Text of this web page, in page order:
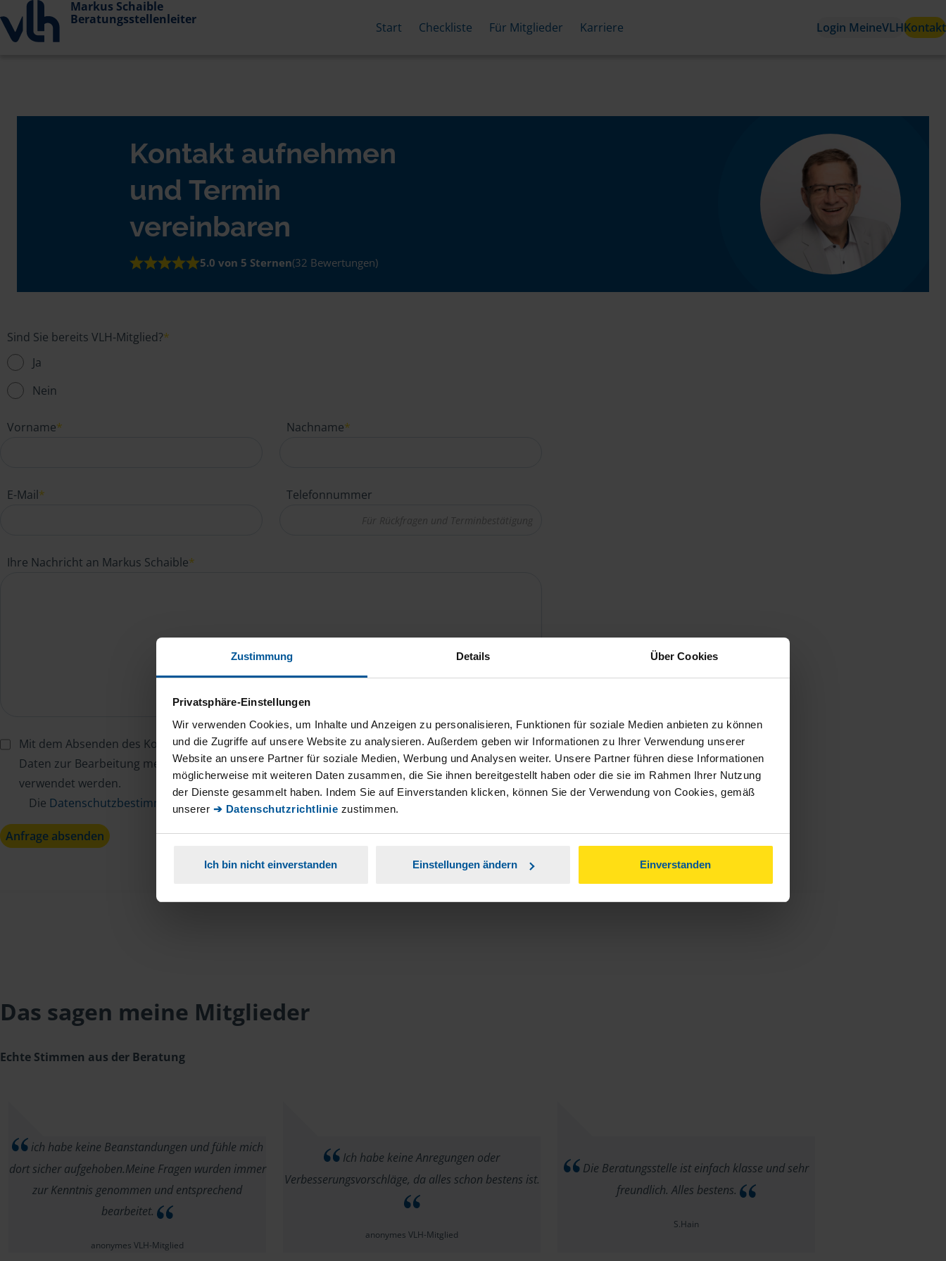
Zustimmung Details Über Cookies
Privatsphäre-Einstellungen
Wir verwenden Cookies, um Inhalte und Anzeigen zu personalisieren, Funktionen für soziale Medien anbieten zu können
und die Zugriffe auf unsere Website zu analysieren. Außerdem geben wir Informationen zu Ihrer Verwendung unserer
Website an unsere Partner für soziale Medien, Werbung und Analysen weiter. Unsere Partner führen diese Informationen
möglicherweise mit weiteren Daten zusammen, die Sie ihnen bereitgestellt haben oder die sie im Rahmen Ihrer Nutzung
der Dienste gesammelt haben. Indem Sie auf Einverstanden klicken, können Sie der Verwendung von Cookies, gemäß
unserer ➔ Datenschutzrichtlinie zustimmen.
Ich bin nicht einverstanden Einstellungen ändern Einverstanden
Markus Schaible
Beratungsstellenleiter
Start Checkliste Für Mitglieder Karriere Login MeineVLHKontakt
Kontakt aufnehmen
und Termin
vereinbaren
5.0 von 5 Sternen(32 Bewertungen)
Sind Sie bereits VLH-Mitglied?*
Ja
Nein
Vorname* Nachname*
E-Mail* Telefonnummer
Ihre Nachricht an Markus Schaible*
Mit dem Absenden des Kontaktformulars erkläre ich mich damit einverstanden, dass meine
Daten zur Bearbeitung meines Anliegens sowie zur internen Analyse der Zugriffsquelle
verwendet werden.
Die Datenschutzbestimmungen habe ich zur Kenntnis genommen.
Anfrage absenden
Das sagen meine Mitglieder
Echte Stimmen aus der Beratung
ich habe keine Beanstandungen und fühle mich
dort sicher aufgehoben.Meine Fragen wurden immer
zur Kenntnis genommen und entsprechend
bearbeitet.
anonymes VLH-Mitglied
Ich habe keine Anregungen oder
Verbesserungsvorschläge, da alles schon bestens ist.
anonymes VLH-Mitglied
Die Beratungsstelle ist einfach klasse und sehr
freundlich. Alles bestens.
S.Hain